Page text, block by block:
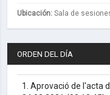
Ubicación: Sala de
ORDEN DEL DÍA
1. Aprovació de l'acta